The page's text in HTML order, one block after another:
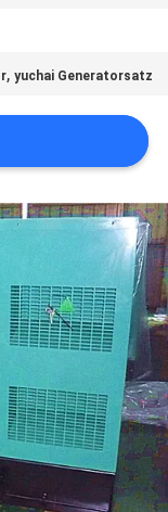
,yuchai Generatorsatz